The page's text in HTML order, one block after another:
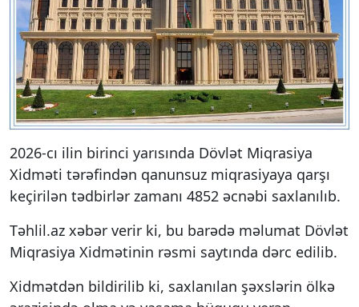
2026-cı ilin birinci yarısında Dövlət Miqrasiya
Xidməti tərəfindən qanunsuz miqrasiyaya qarşı
keçirilən tədbirlər zamanı 4852 əcnəbi saxlanılıb.
Təhlil.az xəbər verir ki, bu barədə məlumat Dövlət
Miqrasiya Xidmətinin rəsmi saytında dərc edilib.
Xidmətdən bildirilib ki, saxlanılan şəxslərin ölkə